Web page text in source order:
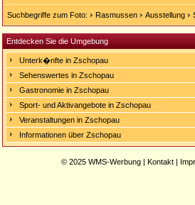
Suchbegriffe zum Foto: Rasmussen Ausstellung
Entdecken Sie die Umgebung
Unterk�nfte in Zschopau
Sehenswertes in Zschopau
Gastronomie in Zschopau
Sport- und Aktivangebote in Zschopau
Veranstaltungen in Zschopau
Informationen über Zschopau
© 2025 WMS-Werbung | Kontakt |